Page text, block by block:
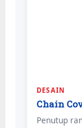
DESAIN
Chain
Penutup